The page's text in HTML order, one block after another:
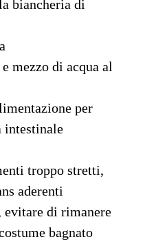
biancheria di
mezzo di acqua al
per
intestinale
troppo stretti,
aderenti
evitare di rimanere
bagnato